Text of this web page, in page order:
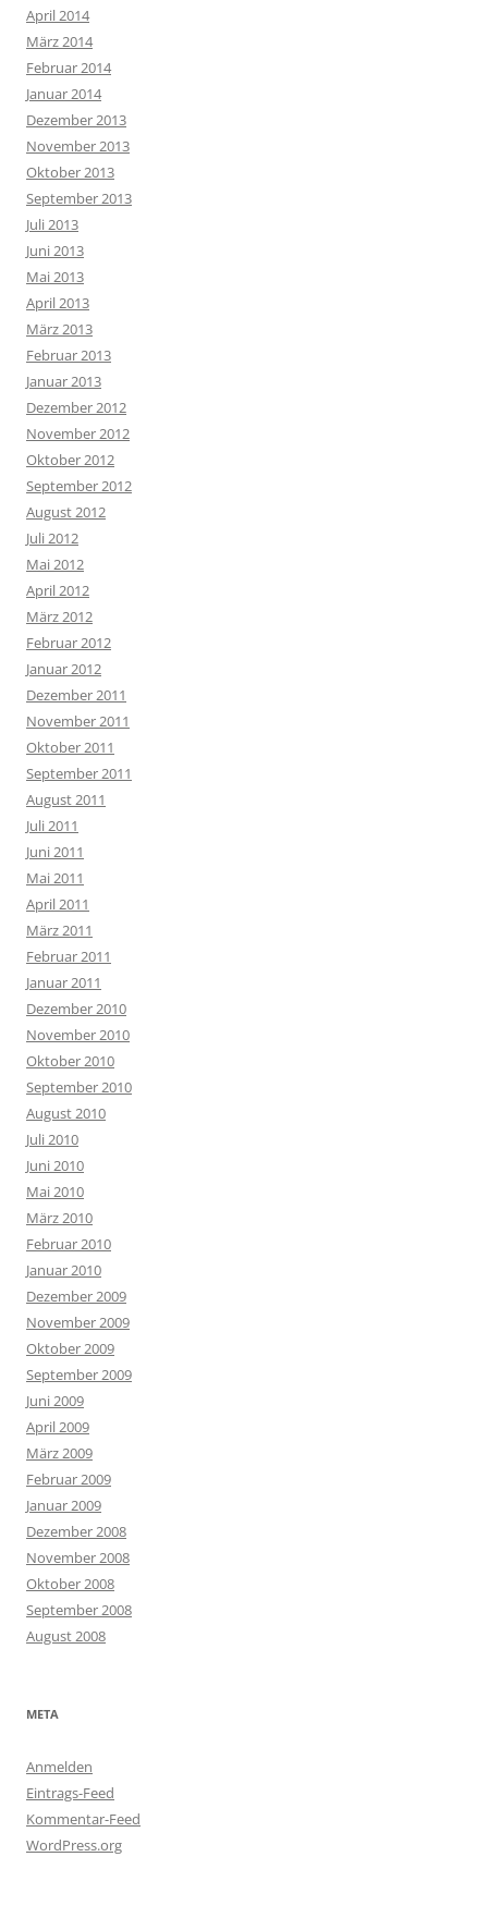
April 2014
März 2014
Februar 2014
Januar 2014
Dezember 2013
November 2013
Oktober 2013
September 2013
Juli 2013
Juni 2013
Mai 2013
April 2013
März 2013
Februar 2013
Januar 2013
Dezember 2012
November 2012
Oktober 2012
September 2012
August 2012
Juli 2012
Mai 2012
April 2012
März 2012
Februar 2012
Januar 2012
Dezember 2011
November 2011
Oktober 2011
September 2011
August 2011
Juli 2011
Juni 2011
Mai 2011
April 2011
März 2011
Februar 2011
Januar 2011
Dezember 2010
November 2010
Oktober 2010
September 2010
August 2010
Juli 2010
Juni 2010
Mai 2010
März 2010
Februar 2010
Januar 2010
Dezember 2009
November 2009
Oktober 2009
September 2009
Juni 2009
April 2009
März 2009
Februar 2009
Januar 2009
Dezember 2008
November 2008
Oktober 2008
September 2008
August 2008
META
Anmelden
Eintrags-Feed
Kommentar-Feed
WordPress.org